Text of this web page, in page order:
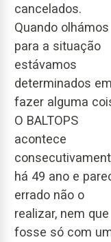
cancelados.
Quando olhámos
para a situação
estávamos
determinados em
fazer alguma
O BALTOPS
acontece
há 49 ano e
errado não o
realizar, nem que
fosse só com